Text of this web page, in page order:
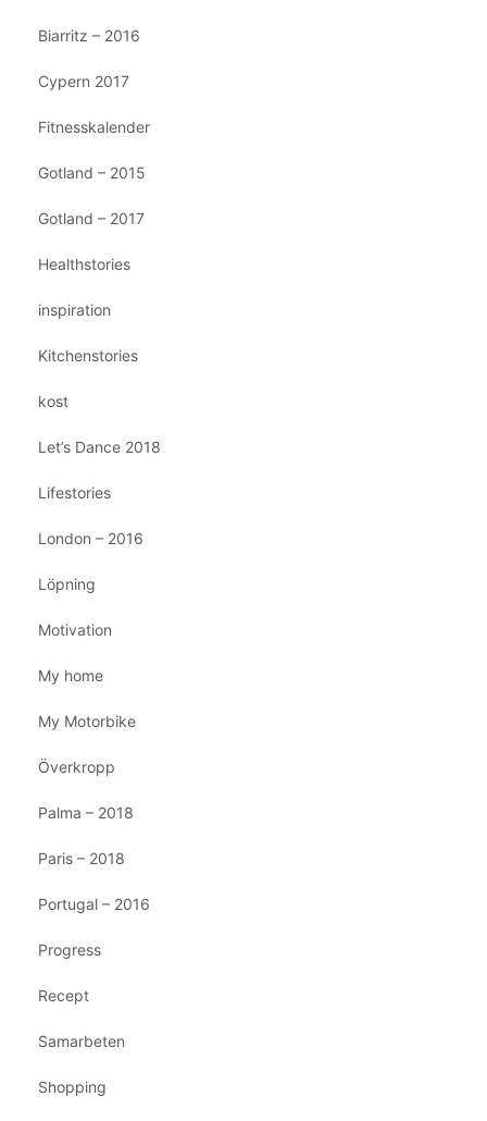
Biarritz – 2016
Cypern 2017
Fitnesskalender
Gotland – 2015
Gotland – 2017
Healthstories
inspiration
Kitchenstories
kost
Let’s Dance 2018
Lifestories
London – 2016
Löpning
Motivation
My home
My Motorbike
Överkropp
Palma – 2018
Paris – 2018
Portugal – 2016
Progress
Recept
Samarbeten
Shopping